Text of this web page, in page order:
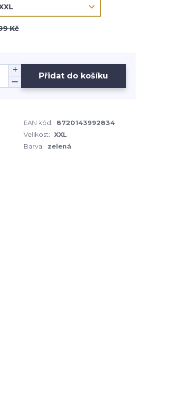
Kč
Přidat do košíku
EAN kód:
8720143992834
Velikost: XXL
Barva: zelená